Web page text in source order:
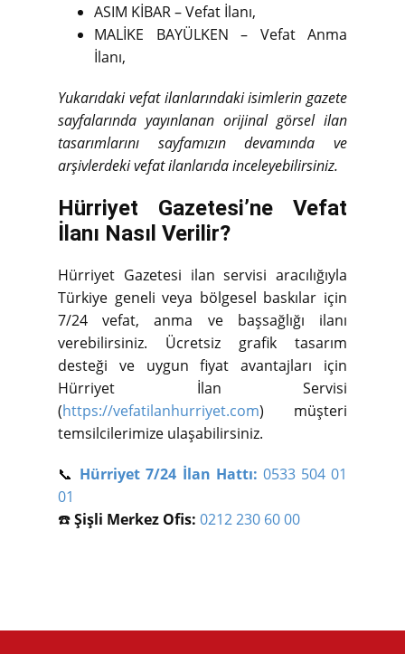
ASIM KİBAR – Vefat İlanı,
MALİKE BAYÜLKEN – Vefat Anma
İlanı,
Yukarıdaki vefat ilanlarındaki isimlerin gazete
sayfalarında yayınlanan orijinal görsel ilan
tasarımlarını sayfamızın devamında ve
arşivlerdeki vefat ilanlarıda inceleyebilirsiniz.
Hürriyet Gazetesi’ne Vefat
İlanı Nasıl Verilir?
Hürriyet Gazetesi ilan servisi aracılığıyla
Türkiye geneli veya bölgesel baskılar için
7/24 vefat, anma ve başsağlığı ilanı
verebilirsiniz. Ücretsiz grafik tasarım
desteği ve uygun fiyat avantajları için
Hürriyet İlan Servisi
(https://vefatilanhurriyet.com) müşteri
temsilcilerimize ulaşabilirsiniz.
📞 Hürriyet 7/24 İlan Hattı: 0533 504 01
01
☎️Şişli Merkez Ofis: 0212 230 60 00